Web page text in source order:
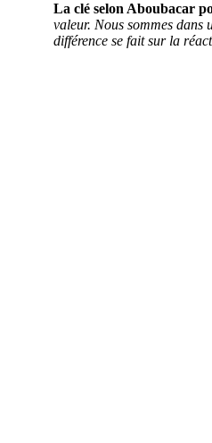
La clé selon Aboubacar
valeur. Nous sommes dans
différence se fait sur la